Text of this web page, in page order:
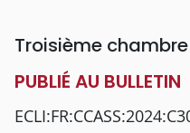
Troisième
PUBLIÉ AU BULLETIN